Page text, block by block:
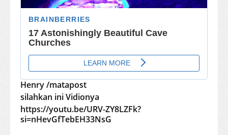
Henry /matapost
silahkan ini Vidionya
https://youtu.be/URV-ZY8LZFk?
si=nHevGfTebEH33NsG